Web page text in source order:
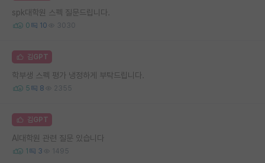
spk대학원 스펙 질문드립니다.
0 10 3030
김GPT
학부생 스펙 평가 냉정하게 부탁드립니다.
5 8 2355
김GPT
AI대학원 관련 질문 있습니다
1 3 1495